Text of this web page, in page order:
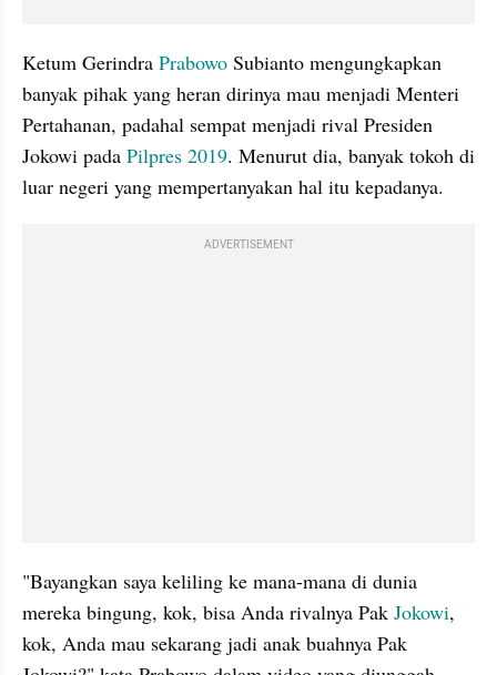
Ketum Gerindra Prabowo Subianto mengungkapkan
banyak pihak yang heran dirinya mau menjadi Menteri
Pertahanan, padahal sempat menjadi rival Presiden
Jokowi pada Pilpres 2019. Menurut dia, banyak tokoh di
luar negeri yang mempertanyakan hal itu kepadanya.
ADVERTISEMENT
"Bayangkan saya keliling ke mana-mana di dunia
mereka bingung, kok, bisa Anda rivalnya Pak Jokowi,
kok, Anda mau sekarang jadi anak buahnya Pak